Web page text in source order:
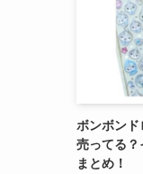
ボンボン
売ってる？
まとめ！